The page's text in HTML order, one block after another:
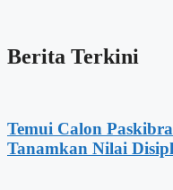
Berita Terkini
Temui Calon
Tanamkan Nilai